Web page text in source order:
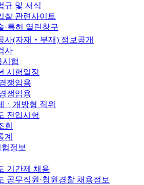
규 및 서식
찰 관련사이트
·특허 열린창구
사(자재‧부재) 정보공개
사
시험
시험일정
쟁임용
쟁임용
ㆍ개방형 직위
전입시험
회
계
정보
기간제 채용
공무직원·청원경찰 채용정보